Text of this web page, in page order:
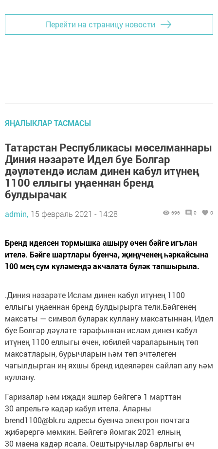
Перейти на страницу новости
ЯҢАЛЫКЛАР ТАСМАСЫ
Татарстан Республикасы мөселманнары
Диния нәзарәте Идел буе Болгар
дәүләтендә ислам динен кабул итүнең
1100 еллыгы уңаеннан бренд
булдырачак
admin, 15 февраль 2021 - 14:28 696 0 0
Бренд идеясен тормышка ашыру өчен бәйге игълан
ителә. Бәйге шартлары буенча, җиңүченең һәркайсына
100 мең сум күләмендә акчалата бүләк тапшырыла.
.Диния нәзарәте Ислам динен кабул итүнең 1100
еллыгы уңаеннан бренд булдырырга тели.Бәйгенең
максаты — символ буларак куллану максатыннан, Идел
буе Болгар дәүләте тарафыннан ислам динен кабул
итүнең 1100 еллыгы өчен, юбилей чараларының төп
максатларын, бурычларын һәм төп эчтәлеген
чагылдырган иң яхшы бренд идеяләрен сайлап алу һәм
куллану.
Гаризалар һәм иҗади эшләр бәйгегә 1 марттан
30 апрельгә кадәр кабул ителә. Аларны
brend1100@bk.ru адресы буенча электрон почтага
җибәрергә мөмкин. Бәйгегә йомгак 2021 елның
30 маена кадәр ясала. Оештыручылар барлыгы өч